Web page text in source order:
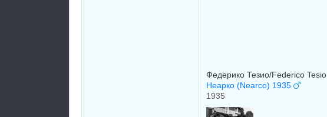
Федерико Тезио/Federico Tesio
Неарко (Nearco) 1935
1935